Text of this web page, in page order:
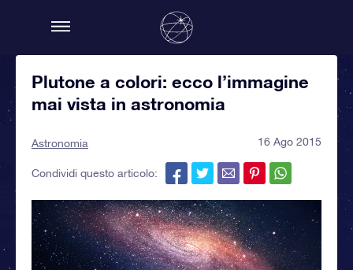
Plutone a colori: ecco l’immagine
mai vista in astronomia
Astronomia 16 Ago 2015
Condividi questo articolo: